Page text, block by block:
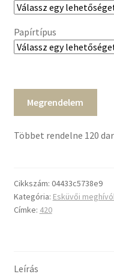
Papírtípus
Megrendelem
Többet rendelne 120
Cikkszám: 04433c5738e9
Kategória: Esküvői
Címke: 420
Leírás